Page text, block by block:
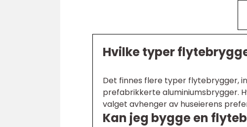
Hvilke typer
Det finnes flere typer flytebrygger,
prefabrikkerte aluminiumsbrygger.
valget avhenger av huseierens
Kan jeg bygge en